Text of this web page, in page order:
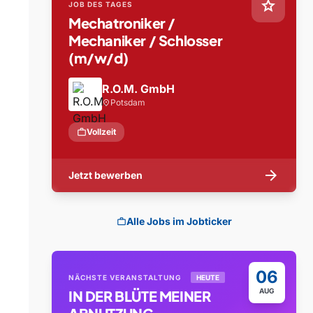
star
JOB DES TAGES
Mechatroniker /
Mechaniker / Schlosser
(m/w/d)
R.O.M. GmbH
location_on Potsdam
workVollzeit
Jetzt bewerben arrow_forward
workAlle Jobs im Jobticker
06
AUG
NÄCHSTE VERANSTALTUNG HEUTE
IN DER BLÜTE MEINER